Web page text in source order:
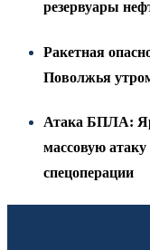
резервуары
Ракетная
Поволжья
Атака БПЛА:
массовую
спецоперации